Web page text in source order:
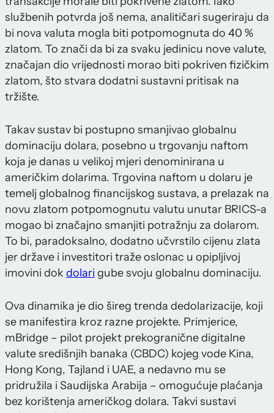
službenih potvrda još nema, analitičari sugeriraju da
bi nova valuta mogla biti potpomognuta do 40 %
zlatom. To znači da bi za svaku jedinicu nove valute,
značajan dio vrijednosti morao biti pokriven fizičkim
zlatom, što stvara dodatni sustavni pritisak na
tržište.
Takav sustav bi postupno smanjivao globalnu
dominaciju dolara, posebno u trgovanju naftom
koja je danas u velikoj mjeri denominirana u
američkim dolarima. Trgovina naftom u dolaru je
temelj globalnog financijskog sustava, a prelazak na
novu zlatom potpomognutu valutu unutar BRICS-a
mogao bi značajno smanjiti potražnju za dolarom.
To bi, paradoksalno, dodatno učvrstilo cijenu zlata
jer države i investitori traže oslonac u opipljivoj
imovini dok dolari gube svoju globalnu dominaciju.
Ova dinamika je dio šireg trenda dedolarizacije, koji
se manifestira kroz razne projekte. Primjerice,
mBridge – pilot projekt prekogranične digitalne
valute središnjih banaka (CBDC) kojeg vode Kina,
Hong Kong, Tajland i UAE, a nedavno mu se
pridružila i Saudijska Arabija – omogućuje plaćanja
bez korištenja američkog dolara. Takvi sustavi